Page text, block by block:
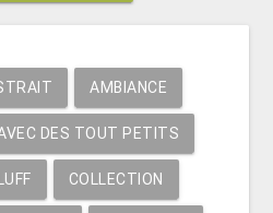
AMBIANCE
DES TOUT PETITS
COLLECTION